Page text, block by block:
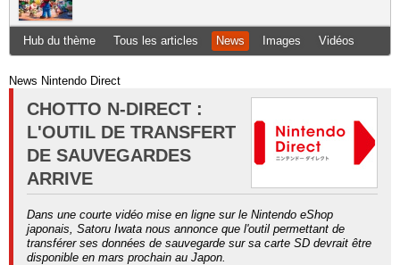
Hub du thème Tous les articles News Images Vidéos
News Nintendo Direct
CHOTTO N-DIRECT :
L'OUTIL DE TRANSFERT
DE SAUVEGARDES
ARRIVE
Dans une courte vidéo mise en ligne sur le Nintendo eShop
japonais, Satoru Iwata nous annonce que l'outil permettant de
transférer ses données de sauvegarde sur sa carte SD devrait être
disponible en mars prochain au Japon.